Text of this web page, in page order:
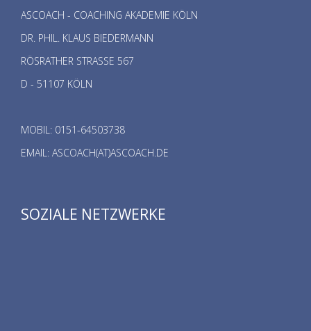
ASCOACH - COACHING AKADEMIE KÖLN
DR. PHIL. KLAUS BIEDERMANN
RÖSRATHER STRASSE 567
D - 51107 KÖLN
MOBIL: 0151-64503738
EMAIL: ASCOACH(AT)ASCOACH.DE
SOZIALE NETZWERKE